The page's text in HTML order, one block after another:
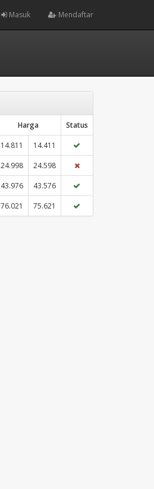
Masuk Mendaftar
Harga
Status
14.811
14.411
24.998
24.598
43.976
43.576
76.021 75.621